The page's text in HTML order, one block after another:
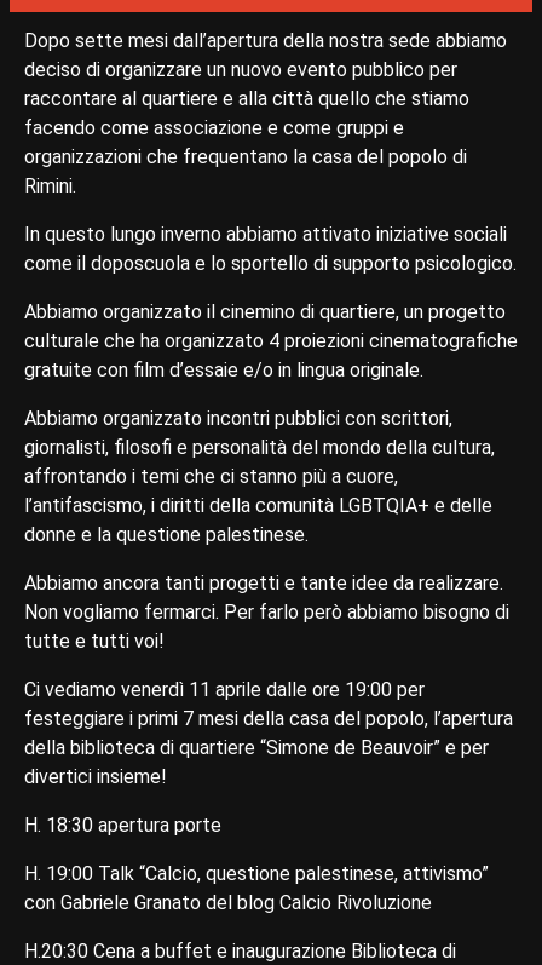
Dopo sette mesi dall’apertura della nostra sede abbiamo
deciso di organizzare un nuovo evento pubblico per
raccontare al quartiere e alla città quello che stiamo
facendo come associazione e come gruppi e
organizzazioni che frequentano la casa del popolo di
Rimini.
In questo lungo inverno abbiamo attivato iniziative sociali
come il doposcuola e lo sportello di supporto psicologico.
Abbiamo organizzato il cinemino di quartiere, un progetto
culturale che ha organizzato 4 proiezioni cinematografiche
gratuite con film d’essaie e/o in lingua originale.
Abbiamo organizzato incontri pubblici con scrittori,
giornalisti, filosofi e personalità del mondo della cultura,
affrontando i temi che ci stanno più a cuore,
l’antifascismo, i diritti della comunità LGBTQIA+ e delle
donne e la questione palestinese.
Abbiamo ancora tanti progetti e tante idee da realizzare.
Non vogliamo fermarci. Per farlo però abbiamo bisogno di
tutte e tutti voi!
Ci vediamo venerdì 11 aprile dalle ore 19:00 per
festeggiare i primi 7 mesi della casa del popolo, l’apertura
della biblioteca di quartiere “Simone de Beauvoir” e per
divertici insieme!
H. 18:30 apertura porte
H. 19:00 Talk “Calcio, questione palestinese, attivismo”
con Gabriele Granato del blog Calcio Rivoluzione
H.20:30 Cena a buffet e inaugurazione Biblioteca di